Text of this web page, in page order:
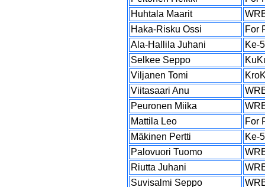
Huhtala Maarit
Haka-Risku Ossi
For
Ala-Hallila Juhani
Ke-
Selkee Seppo
Viljanen Tomi
Viitasaari Anu
Peuronen Miika
Mattila Leo
For
Mäkinen Pertti
Ke-
Palovuori Tuomo
Riutta Juhani
Suvisalmi Seppo